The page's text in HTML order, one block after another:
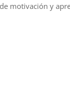
motivación y